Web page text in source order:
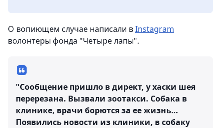
О вопиющем случае написали вInstagram
волонтеры фонда "Четыре лапы".
"Сообщение пришло в директ, у хаски шея
перерезана. Вызвали зоотакси. Собака в
клинике, врачи борются за ее жизнь…
Появились новости из клиники, в собаку